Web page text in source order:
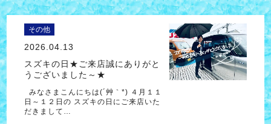
その他
2026.04.13
スズキの日★ご来店誠にありがと
うございました～★
みなさまこんにちは(´艸｀*) ４月１１
日～１２日の スズキの日にご来店いた
だきまして…